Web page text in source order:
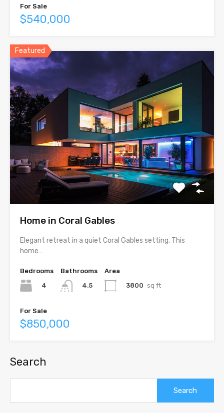
For Sale
$540,000
Featured
Home in Coral Gables
Elegant retreat in a quiet Coral Gables setting. This
home…
Bedrooms
4
Bathrooms
4.5
Area
3800 sq ft
For Sale
$850,000
Search